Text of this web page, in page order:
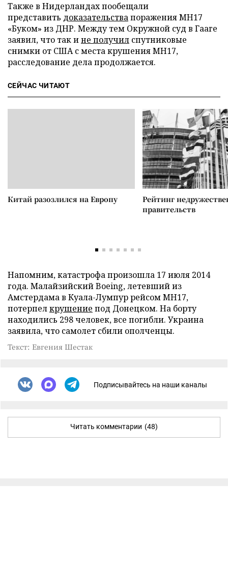
Также в Нидерландах пообещали
представить доказательствапоражения MH17
«Буком» из ДНР. Между тем Окружной суд в Гааге
заявил, что так ине получил спутниковые
снимки от США с места крушения MH17,
расследование дела продолжается.
СЕЙЧАС ЧИТАЮТ
Китай разозлился на Европу
Рейтинг
правительств
Напомним, катастрофа произошла 17 июля 2014
года. Малайзийский Boeing, летевший из
Амстердама в Куала-Лумпур рейсом MH17,
потерпелкрушение под Донецком. На борту
находились 298 человек, все погибли. Украина
заявила, что самолет сбили ополченцы.
Текст: Евгения Шестак
Подписывайтесь на наши каналы
Читать комментарии (48)